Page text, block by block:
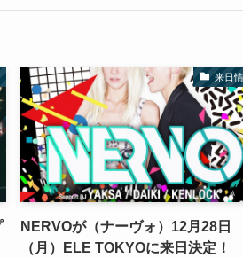
来日
NERVOが（ナーヴォ）12月28日
（月）ELE TOKYOに来日決定！